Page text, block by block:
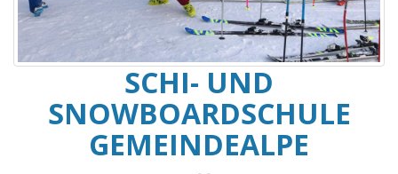
SCHI- UND
SNOWBOARDSCHULE
GEMEINDEALPE